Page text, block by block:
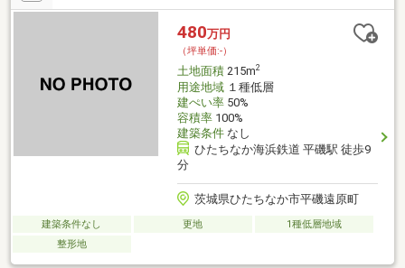
480万円
（坪単価:-）
土地面積215m2
用途地域１種低層
建ぺい率50%
容積率100%
建築条件なし
ひたちなか海浜鉄道 平磯駅 徒歩9
分
茨城県ひたちなか市平磯遠原町
建築条件なし 更地
1種低層地域
整形地